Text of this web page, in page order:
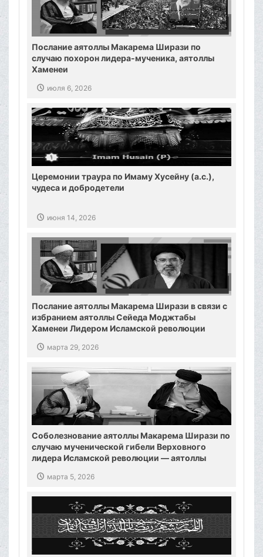
Послание аятоллы Макарема Ширази по
случаю похорон лидера-мученика, аятоллы
Хаменеи
июля 6, 2026
Церемонии траура по Имаму Хусейну (а.с.),
чудеса и добродетели
июня 14, 2026
Послание аятоллы Макарема Ширази в связи с
избранием аятоллы Сейеда Моджтабы
Хаменеи Лидером Исламской революции
марта 29, 2026
Соболезнование аятоллы Макарема Ширази по
случаю мученической гибели Верховного
лидера Исламской революции — аятоллы
марта 5, 2026